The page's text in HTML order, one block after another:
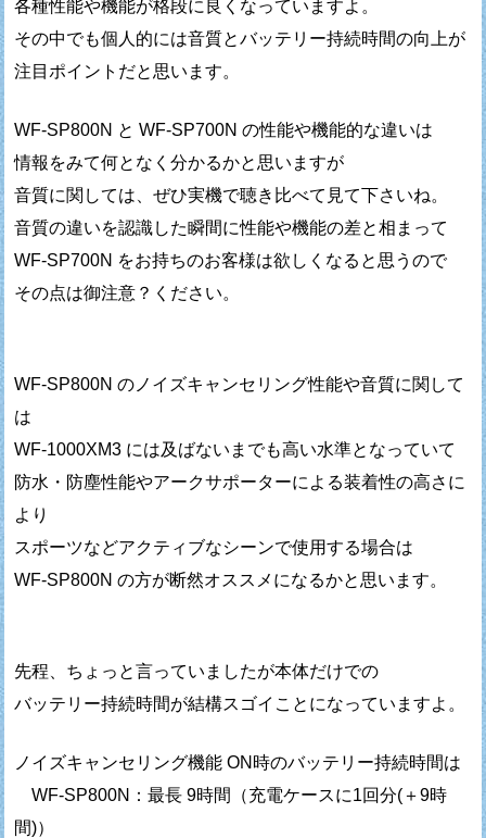
各種性能や機能が格段に良くなっていますよ。
その中でも個人的には音質とバッテリー持続時間の向上が
注目ポイントだと思います。
WF-SP800N と WF-SP700N の性能や機能的な違いは
情報をみて何となく分かるかと思いますが
音質に関しては、ぜひ実機で聴き比べて見て下さいね。
音質の違いを認識した瞬間に性能や機能の差と相まって
WF-SP700N をお持ちのお客様は欲しくなると思うので
その点は御注意？ください。
WF-SP800N のノイズキャンセリング性能や音質に関して
は
WF-1000XM3 には及ばないまでも高い水準となっていて
防水・防塵性能やアークサポーターによる装着性の高さに
より
スポーツなどアクティブなシーンで使用する場合は
WF-SP800N の方が断然オススメになるかと思います。
先程、ちょっと言っていましたが本体だけでの
バッテリー持続時間が結構スゴイことになっていますよ。
ノイズキャンセリング機能 ON時のバッテリー持続時間は
WF-SP800N：最長 9時間（充電ケースに1回分(＋9時
間)）